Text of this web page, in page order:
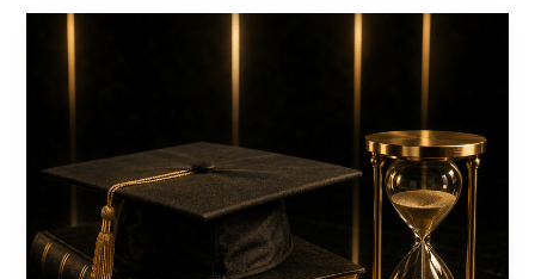
komplexer
als
die
Natur